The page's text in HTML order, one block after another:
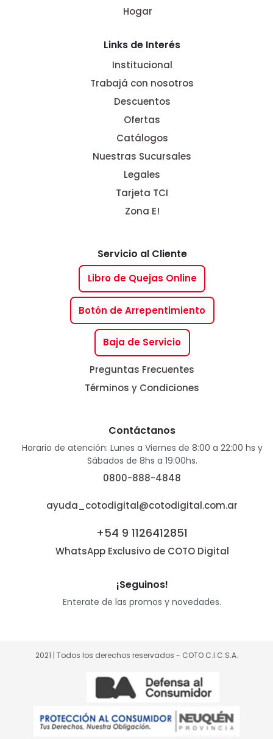
Hogar
Links de Interés
Institucional
Trabajá con nosotros
Descuentos
Ofertas
Catálogos
Nuestras Sucursales
Legales
Tarjeta TCI
Zona E!
Servicio al Cliente
Libro de Quejas Online
Botón de Arrepentimiento
Baja de Servicio
Preguntas Frecuentes
Términos y Condiciones
Contáctanos
Horario de atención: Lunes a Viernes de 8:00 a 22:00 hs y
Sábados de 8hs a 19:00hs.
0800-888-4848
ayuda_cotodigital@cotodigital.com.ar
+54 9 1126412851
WhatsApp Exclusivo de COTO Digital
¡Seguinos!
Enterate de las promos y novedades.
2021 | Todos los derechos reservados - COTO C.I.C.S.A.